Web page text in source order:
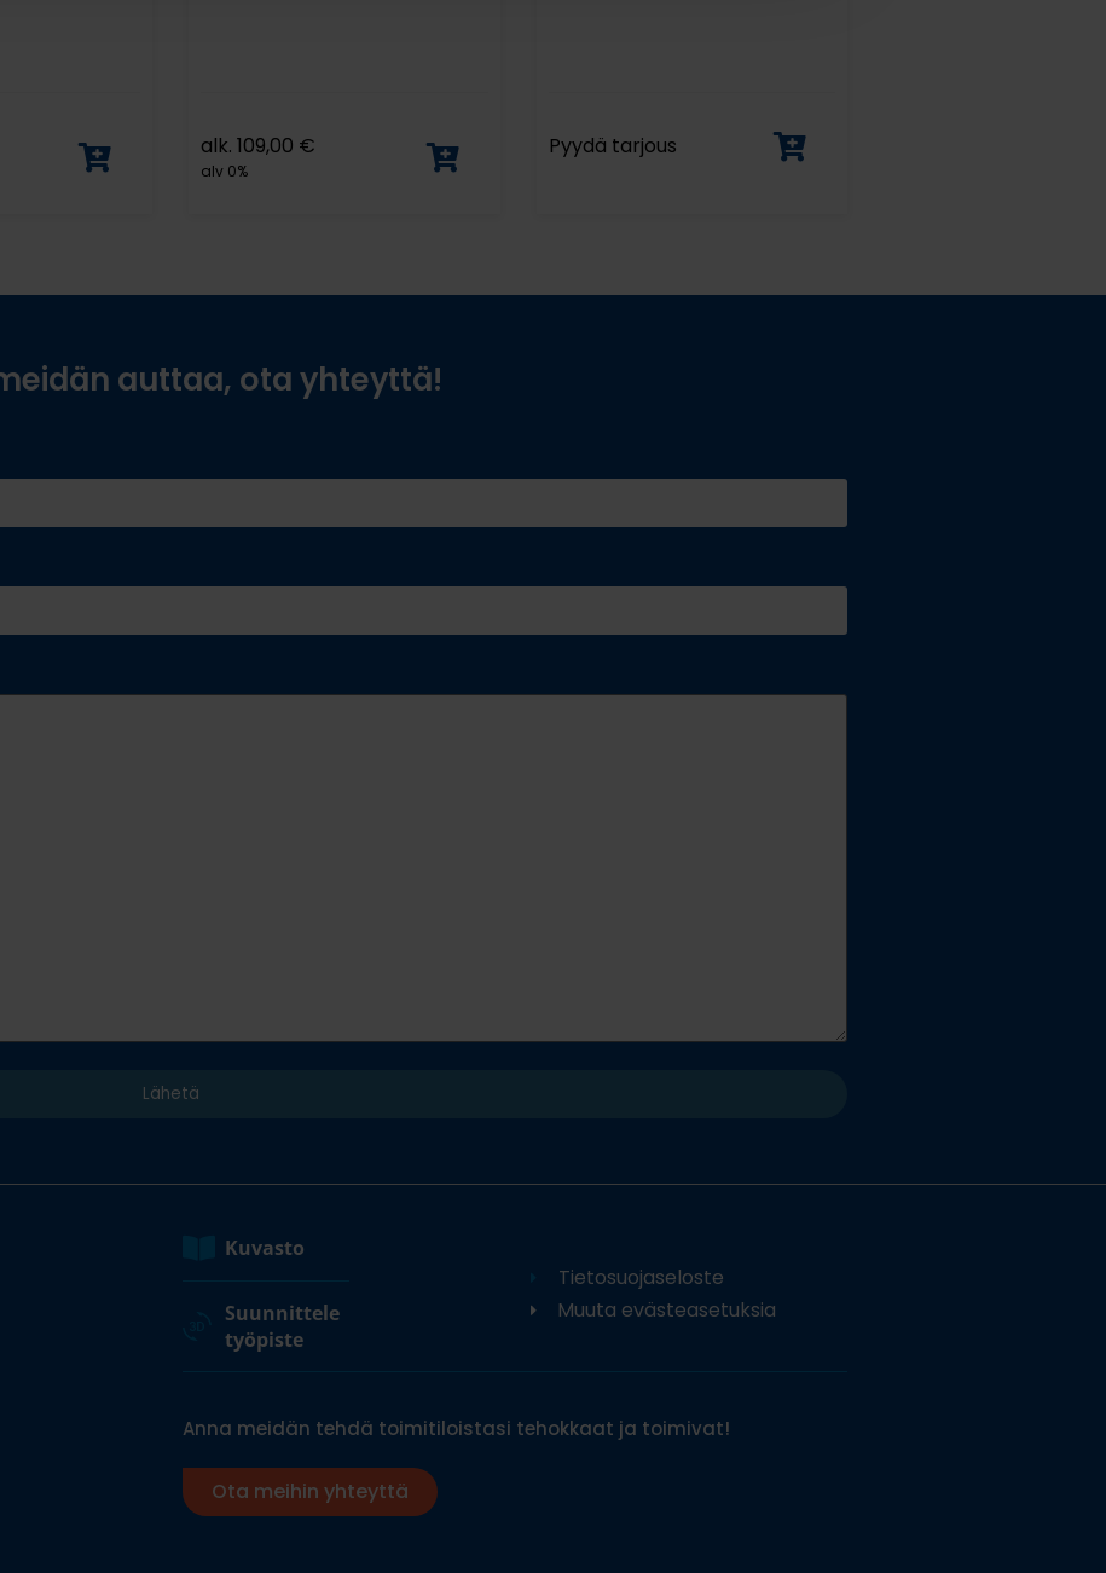
alk. 109,00 €
alv 0%
Pyydä tarjous
auttaa, ota yhteyttä!
Kuvasto
Suunnittele
työpiste
Tietosuojaseloste
Muuta evästeasetuksia
Anna meidän tehdä toimitiloistasi tehokkaat ja toimivat!
Ota meihin yhteyttä